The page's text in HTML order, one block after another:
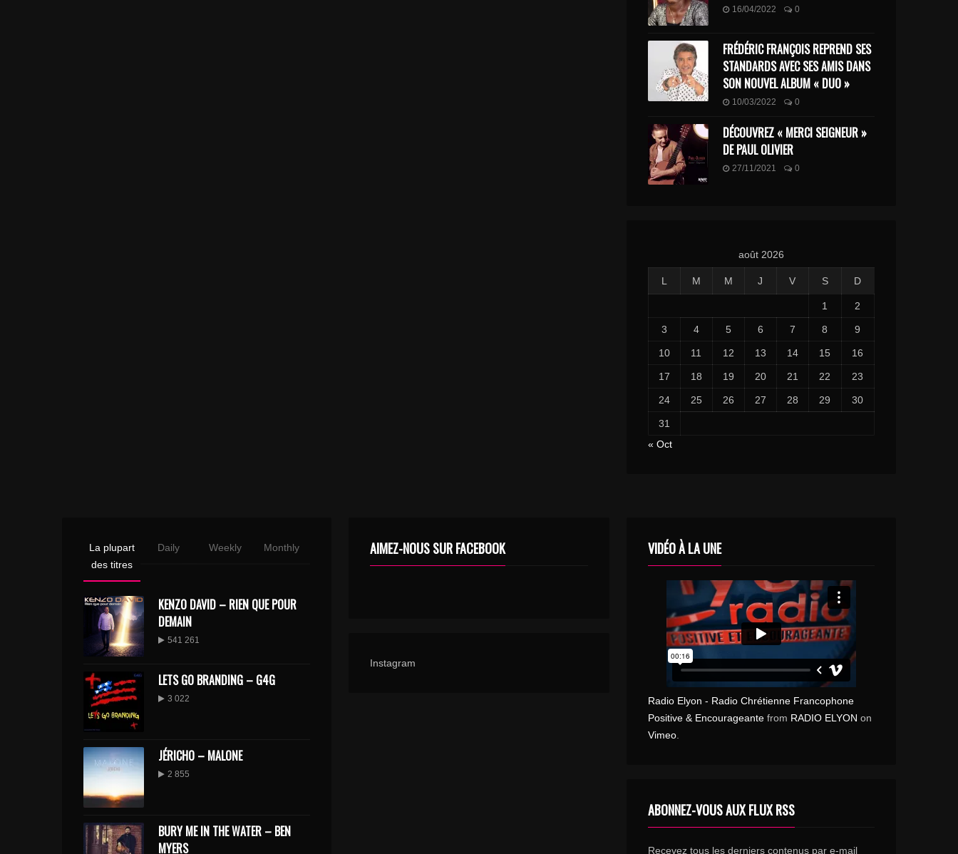
16/04/2022 0
FRÉDÉRIC FRANÇOIS REPREND SES
STANDARDS AVEC SES AMIS DANS
SON NOUVEL ALBUM « DUO »
10/03/2022 0
DÉCOUVREZ « MERCI SEIGNEUR »
DE PAUL OLIVIER
27/11/2021 0
août 2026
L M M J V S D
1 2
3 4 5 6 7 8 9
10 11 12 13 14 15 16
17 18 19 20 21 22 23
24 25 26 27 28 29 30
31
« Oct
La plupart
des titres
Daily Weekly Monthly
KENZO DAVID – RIEN QUE POUR
DEMAIN
541 261
LETS GO BRANDING – G4G
3 022
JÉRICHO – MALONE
2 855
BURY ME IN THE WATER – BEN
MYERS
AIMEZ-NOUS SUR FACEBOOK
Instagram
VIDÉO À LA UNE
Radio Elyon - Radio Chrétienne Francophone
Positive & Encourageantefrom RADIO ELYON on
Vimeo.
ABONNEZ-VOUS AUX FLUX RSS
Recevez tous les derniers contenus par e-mail